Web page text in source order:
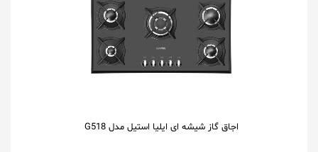
اجاق گاز شیشه ای ایلیا استیل مدل G518